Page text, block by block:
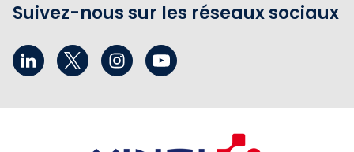
Suivez-nous sur les réseaux sociaux